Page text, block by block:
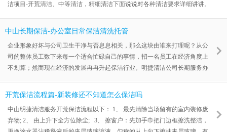
洁项目-开荒清洁、中等清洁，精细清洁下面说说对各种清洁要求详细讲讲。
头，墙壁上会遗留下水泥浆块、油漆、玻璃胶、水污、锈迹等，这些都必须
荒工程的好坏，直接影响到日后保洁工作的质量和档次，所以做好开荒有着
相当重要
中山长期保洁-办公室日常保洁清洗托管
企业形象好坏与公司卫生干净与否息息相关，那么这块由谁来打理呢？从公
司的整体员工数下来每一个适合忙碌自己的事情，招一名员工在经济角度上
不划算；然而现在经济的发展冉冉升起保洁行业。明捷清洁公司长期服务办
司，既能让公司管理上少些烦恼还能让自己下班后回到舒适温馨的家园。更
设一项长期保洁服务办公室清洗-家庭清洁-地毯清洗-日
开荒保洁流程篇-新装修还不知道怎么保洁吗
中山明捷清洁服务开荒保洁流程以下： 1、 最先清除当场留有的室内装修废
弃物; 2、 由上升下全方位除尘; 3、 擦窗户：先加手巾把门边框擦洗整洁，